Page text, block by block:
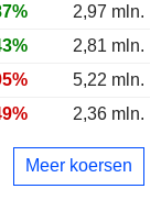
2,97 mln.
2,81 mln.
5,22 mln.
2,36 mln.
Meer koersen